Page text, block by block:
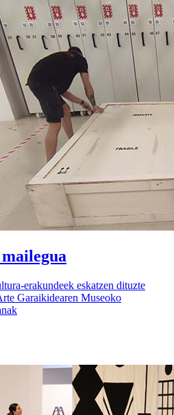
erakundeek eskatzen dituzte
Garaikidearen Museoko